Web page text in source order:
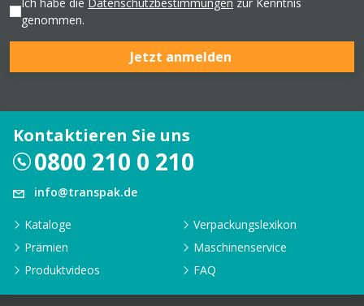
genommen.
Jetzt anmelden
Kontaktieren Sie uns
0800 210 0 210
info@transpak.de
Kataloge
Verpackungslexikon
Prämien
Maschinenservice
Produktvideos
FAQ